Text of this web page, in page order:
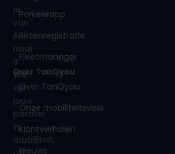
je
van
A
naar
B.
We
zijn
jouw
partner
in
mobiliteit,
Parkeerapp
Rittenregistratie
Fleetmanager
Over TanQyou
Over TanQyou
Onze mobiliteitsvisie
Klantverhalen
Nieuws